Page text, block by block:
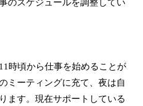
のスケジュールを調整してい
時頃から仕事を始めることが
ミーティングに充て、夜は自
ます。現在サポートしている